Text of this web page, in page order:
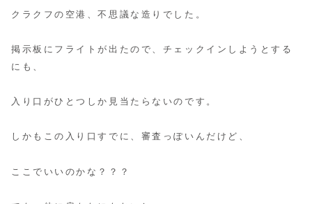
クラクフの空港、不思議な造りでした。
掲示板にフライトが出たので、チェックインしようとする
にも、
入り口がひとつしか見当たらないのです。
しかもこの入り口すでに、審査っぽいんだけど、
ここでいいのかな？？？